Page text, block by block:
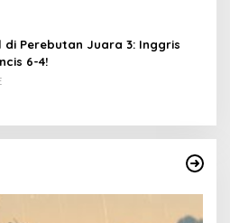
di Perebutan Juara 3: Inggris
6-4!